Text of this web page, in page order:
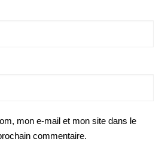
mon e-mail et mon site dans le
commentaire.